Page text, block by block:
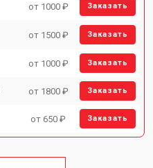
от 1000 ₽ Заказать
от 1500 ₽ Заказать
от 1000 ₽ Заказать
от 1800 ₽ Заказать
от 650 ₽ Заказать